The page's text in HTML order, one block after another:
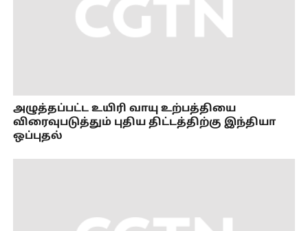
அழுத்தப்பட்ட உயிரி வாயு உற்பத்தியை
விரைவுபடுத்தும் புதிய திட்டத்திற்கு இந்தியா
ஒப்புதல்